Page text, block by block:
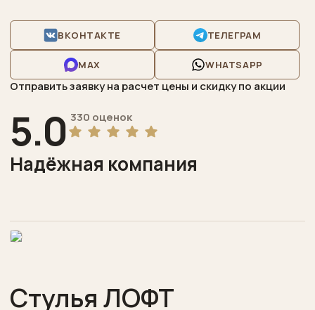
Конференц-
залы
Торговая
выставочная
Бары
рестораны
нам
Акции
ВКОНТАКТЕ ТЕЛЕГРАМ
MAX WHATSAPP
Отправить заявку на расчет цены и скидку по акции
5.0 330 оценок
Надёжная компания
Стулья ЛОФТ